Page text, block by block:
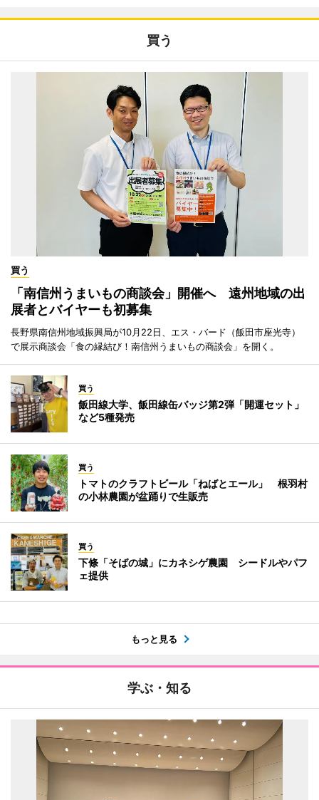
買う
買う
「南信州うまいもの商談会」開催へ 遠州地域の出
展者とバイヤーも初募集
長野県南信州地域振興局が10月22日、エス・バード（飯田市座光寺）
で展示商談会「食の縁結び！南信州うまいもの商談会」を開く。
買う
飯田線大学、飯田線缶バッジ第2弾「開運セット」
など5種発売
買う
トマトのクラフトビール「ねばとエール」 根羽村
の小林農園が盆踊りで生販売
買う
下條「そばの城」にカネシゲ農園 シードルやパフ
ェ提供
もっと見る
学ぶ・知る